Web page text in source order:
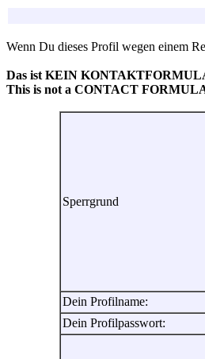
Wenn Du dieses Profil wegen einem
Das ist KEIN
This is not a CONTACT
Sperrgrund
Dein Profilname:
Dein Profilpasswort: